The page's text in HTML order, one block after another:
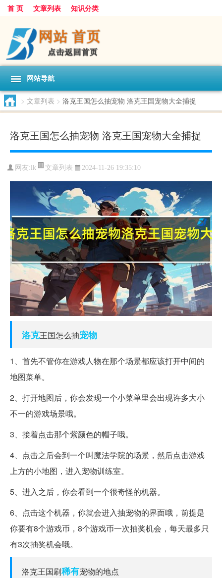
首 页 文章列表 知识分类
网站导航
> 文章列表 > 洛克王国怎么抽宠物 洛克王国宠物大全捕捉
洛克王国怎么抽宠物 洛克王国宠物大全捕捉
网友:lk 文章列表 2024-11-26 19:35:10
洛克王国怎么抽宠物
1、首先不管你在游戏人物在那个场景都应该打开中间的
地图菜单。
2、打开地图后，你会发现一个小菜单里会出现许多大小
不一的游戏场景哦。
3、接着点击那个紫颜色的帽子哦。
4、点击之后会到一个叫魔法学院的场景，然后点击游戏
上方的小地图，进入宠物训练室。
5、进入之后，你会看到一个很奇怪的机器。
6、点击这个机器，你就会进入抽宠物的界面哦，前提是
你要有8个游戏币，8个游戏币一次抽奖机会，每天最多只
有3次抽奖机会哦。
洛克王国刷稀有宠物的地点